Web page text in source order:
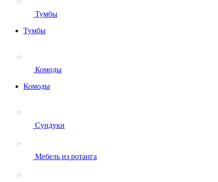
Тумбы
Тумбы
Комоды
Комоды
Сундуки
Мебель из ротанга